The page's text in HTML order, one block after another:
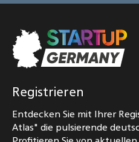
Registrieren
Entdecken Sie mit Ihrer
Atlas" die pulsierende